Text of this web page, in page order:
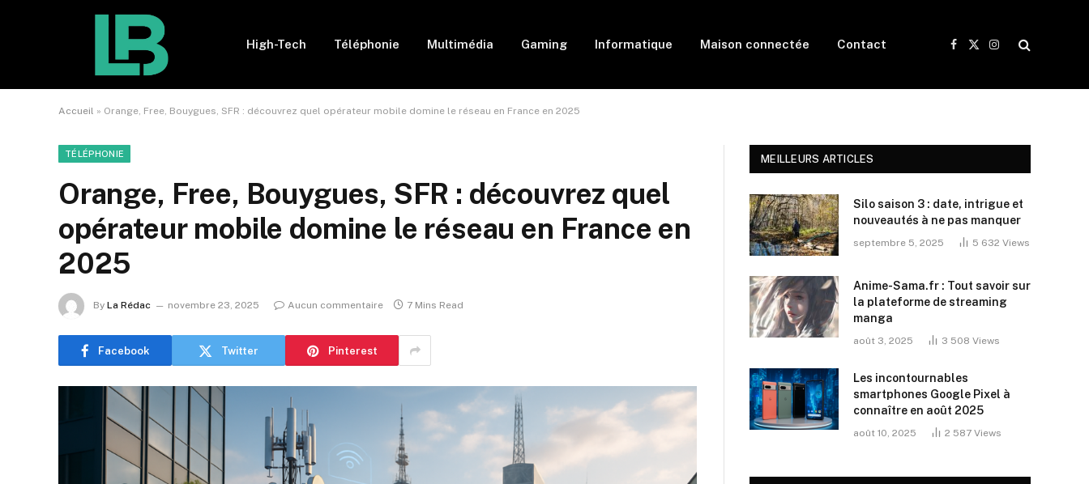
High-Tech Téléphonie Multimédia Gaming Informatique Maison connectée Contact
Facebook
X
Instagram
Accueil » Orange, Free, Bouygues, SFR : découvrez quel opérateur mobile domine le réseau en France en 2025
TÉLÉPHONIE
Orange, Free, Bouygues, SFR : découvrez quel
opérateur mobile domine le réseau en France en
2025
By La Rédac novembre 23, 2025 Aucun commentaire 7 Mins Read
Facebook Twitter Pinterest
MEILLEURS ARTICLES
Silo saison 3 : date, intrigue et
nouveautés à ne pas manquer
septembre 5, 2025 5 632 Views
Anime-Sama.fr : Tout savoir sur
la plateforme de streaming
manga
août 3, 2025 3 508 Views
Les incontournables
smartphones Google Pixel à
connaître en août 2025
août 10, 2025 2 587 Views